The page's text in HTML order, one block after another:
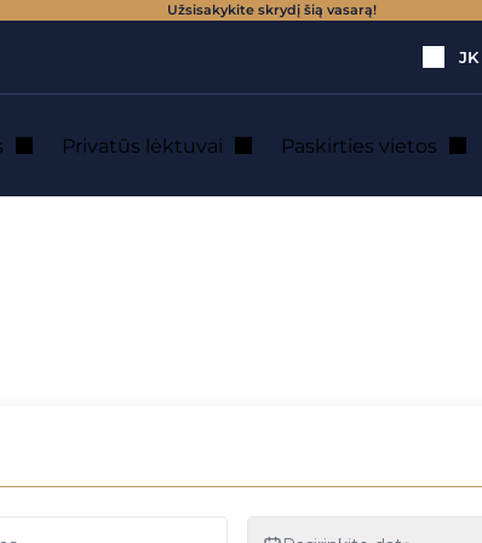
Užsisakykite skrydį šią vasarą!
JK
Privatūs lėktuvai Paskirties vietos